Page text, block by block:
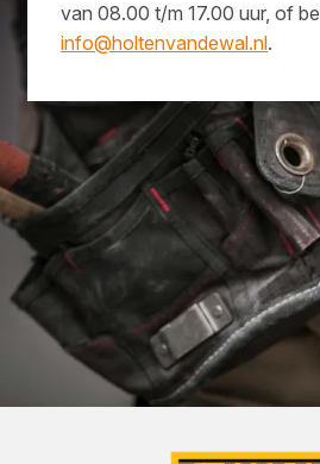
van 08.00 t/m 17.00 uur, of
info@holtenvandewal.nl.